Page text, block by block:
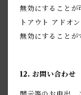
無効にすること
トアウト アドオ
無効にすることが
12. お問い合わせ